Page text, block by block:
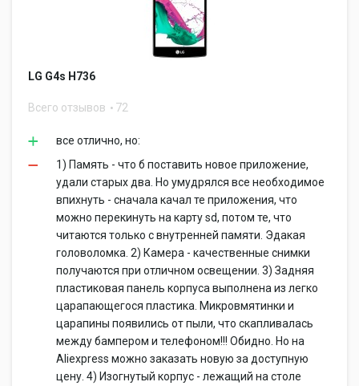
LG G4s H736
Всего отзывов 72
все отлично, но:
1) Память - что б поставить новое приложение,
удали старых два. Но умудрялся все необходимое
впихнуть - сначала качал те приложения, что
можно перекинуть на карту sd, потом те, что
читаются только с внутренней памяти. Эдакая
головоломка. 2) Камера - качественные снимки
получаются при отличном освещении. 3) Задняя
пластиковая панель корпуса выполнена из легко
царапающегося пластика. Микровмятинки и
царапины появились от пыли, что скапливалась
между бампером и телефоном!!! Обидно. Но на
Aliexpress можно заказать новую за доступную
цену. 4) Изогнутый корпус - лежащий на столе